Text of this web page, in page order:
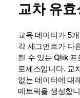
교차 유
교육 데이터가 5
각 세그먼트가 다
될 수 있는 Qlik 프
로세스입니다. 교
없는 데이터에 대
메트릭을 생성합